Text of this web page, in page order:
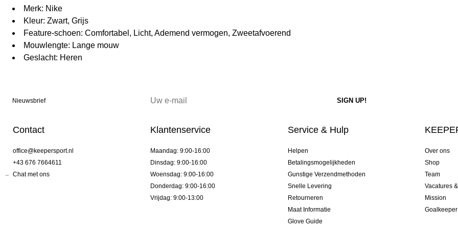
Merk: Nike
Kleur: Zwart, Grijs
Feature-schoen: Comfortabel, Licht, Ademend vermogen, Zweetafvoerend
Mouwlengte: Lange mouw
Geslacht: Heren
Nieuwsbrief
Contact
office@keepersport.nl
+43 676 7664611
Chat met ons
Klantenservice
Maandag: 9:00-16:00
Dinsdag: 9:00-16:00
Woensdag: 9:00-16:00
Donderdag: 9:00-16:00
Vrijdag: 9:00-13:00
Service & Hulp
Helpen
Betalingsmogelijkheden
Gunstige Verzendmethoden
Snelle Levering
Retourneren
Maat Informatie
Glove Guide
Over ons
Shop
Team
Vacatures
Mission